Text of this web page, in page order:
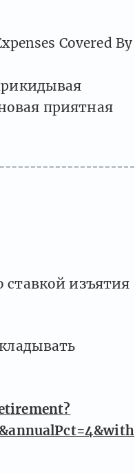
Covered By
приятная
изъятия